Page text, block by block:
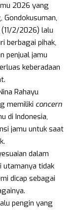
2026 yang
Gondokusuman,
2/2026) lalu
berbagai pihak,
penjual jamu
keberadaan
Rahayu
memiliki concern
di Indonesia,
jamu untuk saat
dalam
utamanya tidak
dicap sebagai
pengin yang